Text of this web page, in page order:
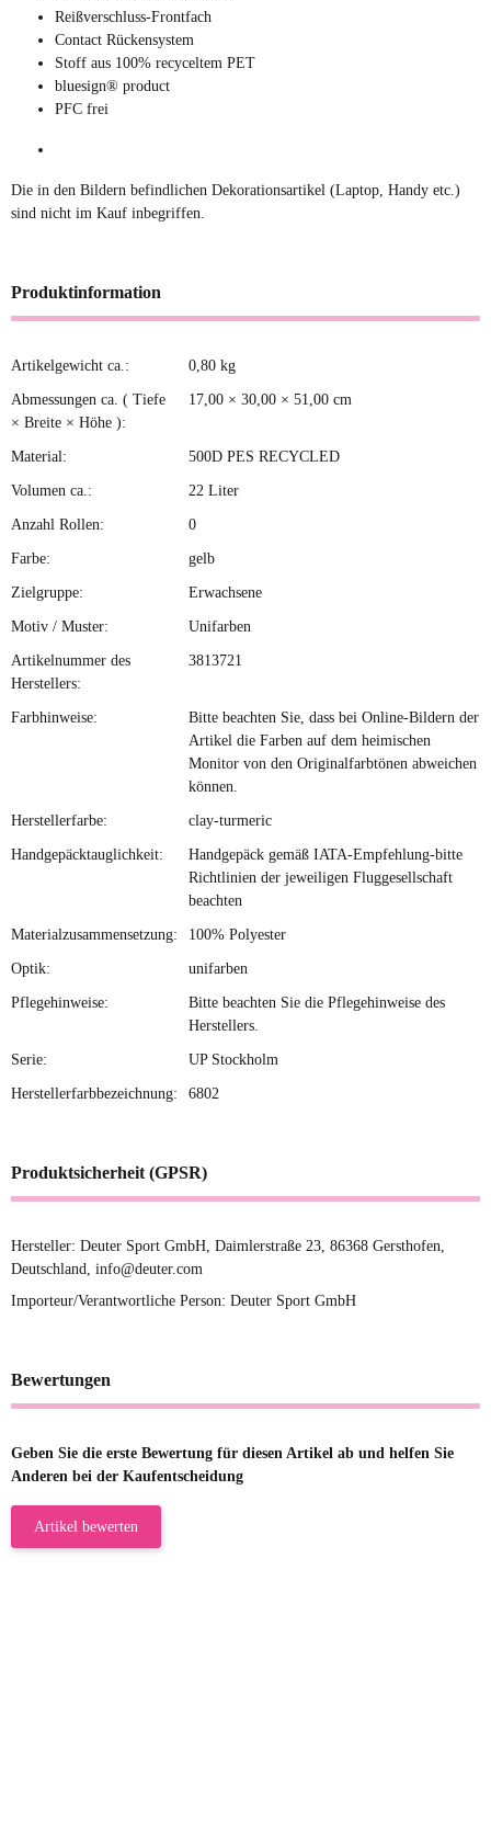
Reißverschluss-Frontfach
Contact Rückensystem
Stoff aus 100% recyceltem PET
bluesign® product
PFC frei
Die in den Bildern befindlichen Dekorationsartikel (Laptop, Handy etc.)
sind nicht im Kauf inbegriffen.
Produktinformation
Produkteigenschaft
Wert
Artikelgewicht ca.: 0,80 kg
Abmessungen ca. ( Tiefe
× Breite × Höhe ):
17,00 × 30,00 × 51,00 cm
Material: 500D PES RECYCLED
Volumen ca.: 22 Liter
Anzahl Rollen: 0
Farbe: gelb
Zielgruppe: Erwachsene
Motiv / Muster: Unifarben
Artikelnummer des
Herstellers:
3813721
Farbhinweise:
Bitte beachten Sie, dass bei Online-Bildern der
Artikel die Farben auf dem heimischen
Monitor von den Originalfarbtönen abweichen
können.
Herstellerfarbe: clay-turmeric
Handgepäcktauglichkeit:
Handgepäck gemäß IATA-Empfehlung-bitte
Richtlinien der jeweiligen Fluggesellschaft
beachten
Materialzusammensetzung: 100% Polyester
Optik: unifarben
Pflegehinweise:
Bitte beachten Sie die Pflegehinweise des
Herstellers.
Serie: UP Stockholm
Herstellerfarbbezeichnung: 6802
Produktsicherheit (GPSR)
Hersteller: Deuter Sport GmbH, Daimlerstraße 23, 86368 Gersthofen,
Deutschland, info@deuter.com
Importeur/Verantwortliche Person: Deuter Sport GmbH
Bewertungen
Geben Sie die erste Bewertung für diesen Artikel ab und helfen Sie
Anderen bei der Kaufentscheidung
Artikel bewerten